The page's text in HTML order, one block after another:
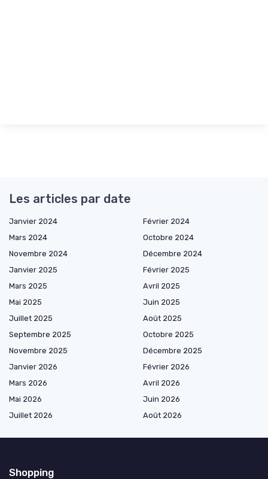
Les articles par date
Janvier 2024
Février 2024
Mars 2024
Octobre 2024
Novembre 2024
Décembre 2024
Janvier 2025
Février 2025
Mars 2025
Avril 2025
Mai 2025
Juin 2025
Juillet 2025
Août 2025
Septembre 2025
Octobre 2025
Novembre 2025
Décembre 2025
Janvier 2026
Février 2026
Mars 2026
Avril 2026
Mai 2026
Juin 2026
Juillet 2026
Août 2026
Shopping